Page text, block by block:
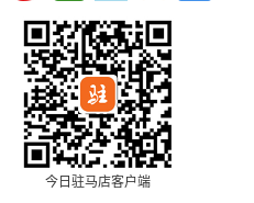
今日驻马店客户端